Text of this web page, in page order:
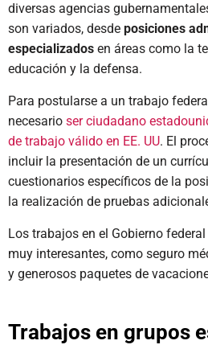
diversas agencias
son variados, desde posiciones
especializados en áreas como la
educación y la defensa.
Para postularse a un trabajo
necesario ser ciudadano
de trabajo válido en EE. UU. El
incluir la presentación de un
cuestionarios específicos de la
la realización de pruebas
Los trabajos en el Gobierno
muy interesantes, como seguro
y generosos paquetes de
Trabajos en grupos